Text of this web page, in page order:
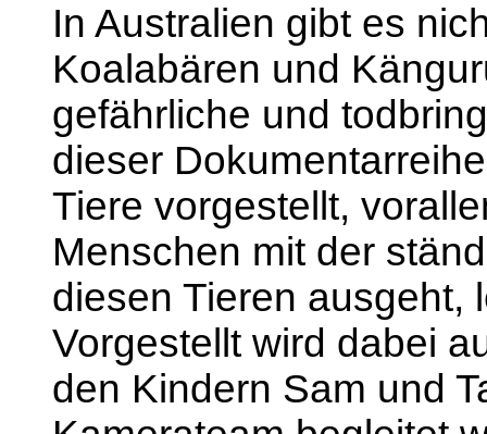
In Australien gibt es
Koalabären und
gefährliche und
dieser
Tiere vorgestellt,
Menschen mit der
diesen Tieren ausgeht,
Vorgestellt wird dabei
den Kindern Sam und